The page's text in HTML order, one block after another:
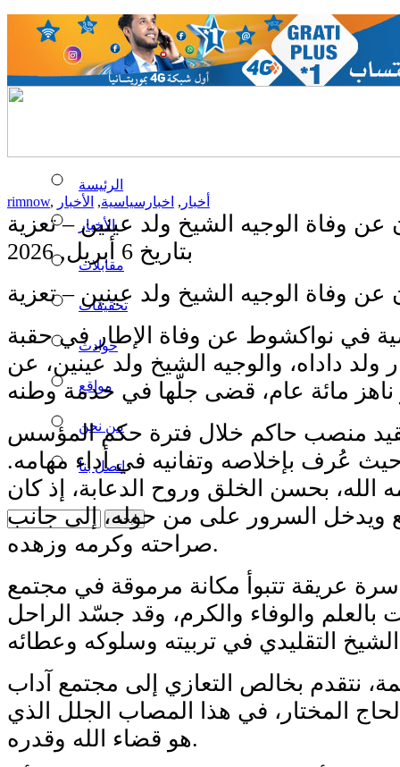
الرئيسة
الأخبار
مقابلات
تحقيقات
حوادث
مواقع
من نحن
اتصل بنا
rimnow, أخبار , اخبارسياسية, الأخبار
عن وفاة الوجيه الشيخ ولد عينين – تعزية
بتاريخ 6 أبريل, 2026
عن وفاة الوجيه الشيخ ولد عينين – تعزية
في نواكشوط عن وفاة الإطار في حقبة
داداه، والوجيه الشيخ ولد عينين، عن
منصب حاكم خلال فترة حكم المؤسس
حيث عُرف بإخلاصه وتفانيه في أداء مهامه.
الله، بحسن الخلق وروح الدعابة، إذ كان
ويدخل السرور على من حوله، إلى جانب
صراحته وكرمه وزهده.
عريقة تتبوأ مكانة مرموقة في مجتمع
والوفاء والكرم، وقد جسّد الراحل
نتقدم بخالص التعازي إلى مجتمع آداب
المختار، في هذا المصاب الجلل الذي
هو قضاء الله وقدره.